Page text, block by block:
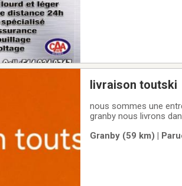
livraison toutski
nous sommes une
granby nous livrons
les frais de livraison
Granby (59 km) |